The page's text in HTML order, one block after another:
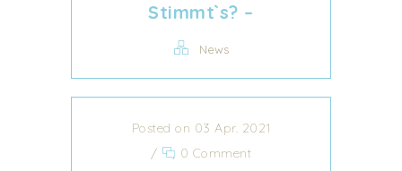
Stimmt`s? –
News
Posted on 03 Apr. 2021
/
0 Comment